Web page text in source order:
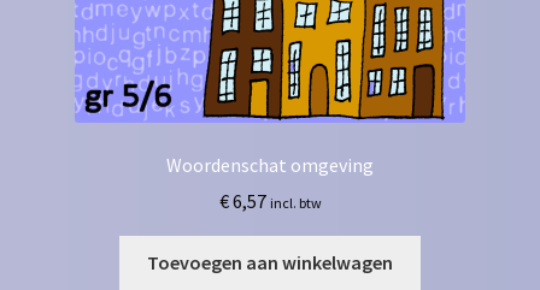
Woordenschat omgeving
€6,57 incl. btw
Toevoegen aan winkelwagen